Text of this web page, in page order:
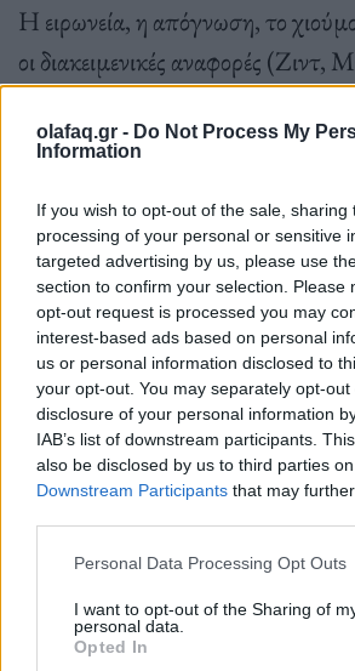
olafaq.gr - Do Not Process My
Information
If you wish to opt-out of the sale, sharing
processing of your personal or sensitive
targeted advertising by us, please use
section to confirm your selection. Please
opt-out request is processed you may
interest-based ads based on personal
us or personal information disclosed to
your opt-out. You may separately opt-
disclosure of your personal information
IAB’s list of downstream participants.
also be disclosed by us to third parties
Downstream Participants that may
Personal Data Processing Opt Outs
I want to opt-out of the Sharing of
personal data.
Opted In
Η ειρωνεία, η απόγνωση, το
οι διακειμενικές αναφορές (Ζιντ,
γαλλικά, γερμανικά, αγγλικά
κάποια Υπεροψία. Με την
που, γράφοντάς το, έχει ήδη,
αναχωρήσει από Εδώ και δεν τον
προφανώς τίποτε άλλο παρά να
παραμικρή υποχώρηση στον
αφηγηθεί αυτά που θέλει να
Μακάρι, σε ένα παράλληλο
να απαντήσει στην επιστολή-
Μαστρογιάννι ότι Ναι, ότι το